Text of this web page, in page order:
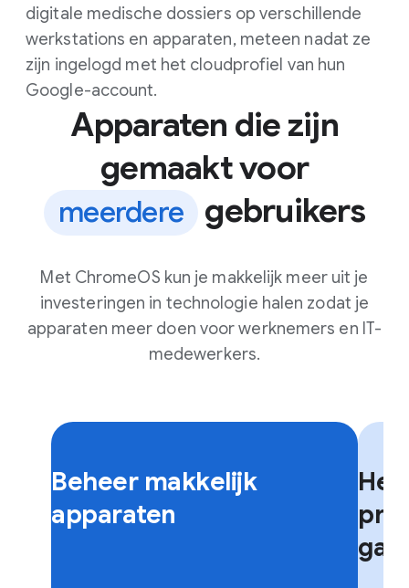
digitale medische dossiers op verschillende
werkstations en apparaten, meteen nadat ze
zijn ingelogd met het cloudprofiel van hun
Google-account.
Apparaten die zijn
gemaakt voor
meerdere gebruikers
Met ChromeOS kun je makkelijk meer uit je
investeringen in technologie halen zodat je
apparaten meer doen voor werknemers en IT-
medewerkers.
F
i
c
Beheer makkelijk
apparaten
F
i
c
a
r